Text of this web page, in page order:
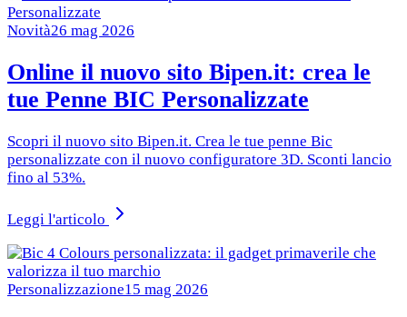
Novità26 mag 2026
Online il nuovo sito Bipen.it: crea le
tue Penne BIC Personalizzate
Scopri il nuovo sito Bipen.it. Crea le tue penne Bic
personalizzate con il nuovo configuratore 3D. Sconti lancio
fino al 53%.
Leggi l'articolo
Personalizzazione15 mag 2026